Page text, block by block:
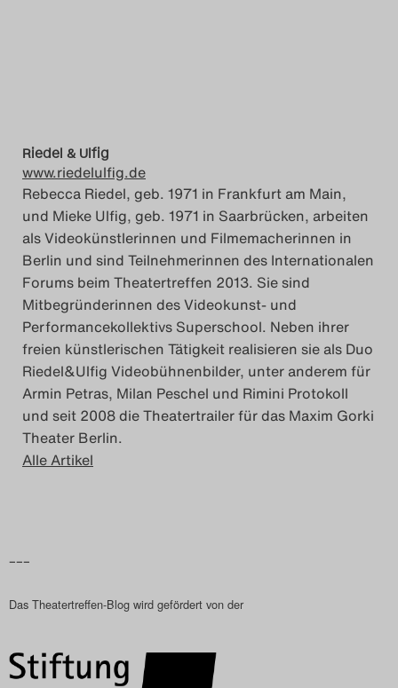
Riedel & Ulfig
www.riedelulfig.de
Rebecca Riedel, geb. 1971 in Frankfurt am Main,
und Mieke Ulfig, geb. 1971 in Saarbrücken, arbeiten
als Videokünstlerinnen und Filmemacherinnen in
Berlin und sind Teilnehmerinnen des Internationalen
Forums beim Theatertreffen 2013. Sie sind
Mitbegründerinnen des Videokunst- und
Performancekollektivs Superschool. Neben ihrer
freien künstlerischen Tätigkeit realisieren sie als Duo
Riedel&Ulfig Videobühnenbilder, unter anderem für
Armin Petras, Milan Peschel und Rimini Protokoll
und seit 2008 die Theatertrailer für das Maxim Gorki
Theater Berlin.
Alle Artikel
–––
Das Theatertreffen-Blog wird gefördert von der